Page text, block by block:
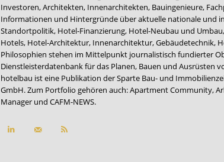
Investoren, Architekten, Innenarchitekten, Bauingenieure,
Informationen und Hintergründe über aktuelle nationale und
Standortpolitik, Hotel-Finanzierung, Hotel-Neubau und
Hotels, Hotel-Architektur, Innenarchitektur, Gebäudetechnik,
Philosophien stehen im Mittelpunkt journalistisch fundierter
Dienstleisterdatenbank für das Planen, Bauen und Ausrüsten
hotelbau ist eine Publikation der Sparte Bau- und
GmbH. Zum Portfolio gehören auch:Apartment Community,
Manager und CAFM-NEWS.